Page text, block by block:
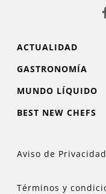
ACTUALIDAD
GASTRONOMÍA
MUNDO LÍQUIDO
BEST NEW CHEFS
Aviso de Privacidad
Términos y